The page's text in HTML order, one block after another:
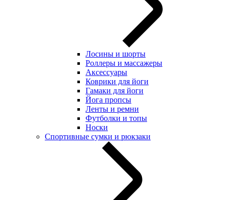
Лосины и шорты
Роллеры и массажеры
Аксессуары
Коврики для йоги
Гамаки для йоги
Йога пропсы
Ленты и ремни
Футболки и топы
Носки
Спортивные сумки и рюкзаки